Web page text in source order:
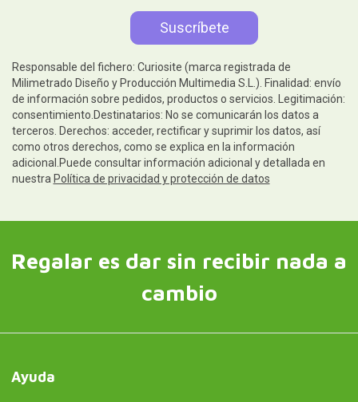
Responsable del fichero: Curiosite (marca registrada de
Milimetrado Diseño y Producción Multimedia S.L.). Finalidad: envío
de información sobre pedidos, productos o servicios. Legitimación:
consentimiento.Destinatarios: No se comunicarán los datos a
terceros. Derechos: acceder, rectificar y suprimir los datos, así
como otros derechos, como se explica en la información
adicional.Puede consultar información adicional y detallada en
nuestra Política de privacidad y protección de datos
Regalar es dar sin recibir nada a
cambio
Ayuda